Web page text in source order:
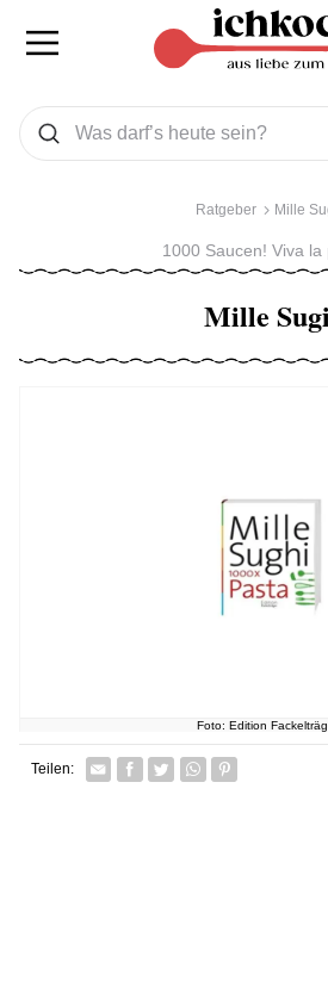
Was wollen Sie suchen
Suchen
Ratgeber Mille
1000 Saucen! Viva la
Mille Sugi
Foto: Edition
Teilen: Facebook
TwitterWhatsapp senden
Pin it